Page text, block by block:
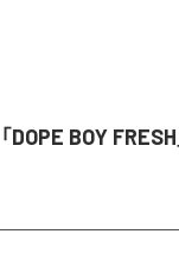
DOPE BOY